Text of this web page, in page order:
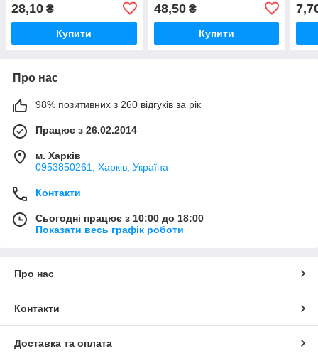
28,10 ₴
Купити
48,50₴
Купити
Про нас
98% позитивних з 260 відгуків за рік
Працює з 26.02.2014
м. Харків
0953850261, Харків, Україна
Контакти
Сьогодні працює з 10:00 до 18:00
Показати весь графік роботи
Про нас
Контакти
Доставка та оплата